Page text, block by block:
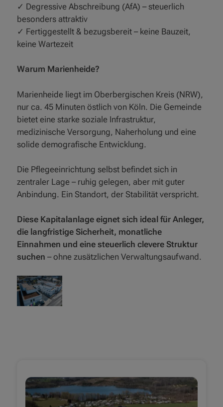
✓ Degressive Abschreibung (AfA) – steuerlich
besonders attraktiv
✓ Fertiggestellt & bezugsbereit – keine Bauzeit,
keine Wartezeit
Warum Marienheide?
Marienheide liegt im Oberbergischen Kreis (NRW),
nur ca. 45 Minuten östlich von Köln. Die Gemeinde
bietet eine starke soziale Infrastruktur,
medizinische Versorgung, Naherholung und eine
solide demografische Entwicklung.
Die Pflegeeinrichtung selbst befindet sich in
zentraler Lage – ruhig gelegen, aber mit guter
Anbindung. Ein Standort, der Stabilität verspricht.
Diese Kapitalanlage eignet sich ideal für Anleger,
die langfristige Sicherheit, monatliche
Einnahmen und eine steuerlich clevere Struktur
suchen – ohne zusätzlichen Verwaltungsaufwand.